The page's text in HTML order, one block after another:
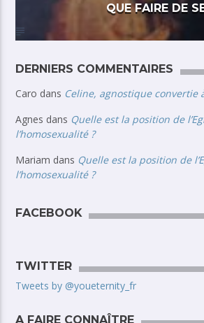
QUE FAIRE DE
DERNIERS COMMENTAIRES
Caro dans Celine, agnostique convertie
Agnes dans Quelle est la position de
l’homosexualité ?
Mariam dans Quelle est la position de
l’homosexualité ?
FACEBOOK
TWITTER
Tweets by @youeternity_fr
A FAIRE CONNAÎTRE